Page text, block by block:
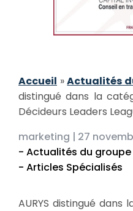
Accueil »Actualités
distingué dans la
Décideurs Leaders
marketing | 27
- Actualités du groupe
- Articles Spécialisés
AURYS distingué dans